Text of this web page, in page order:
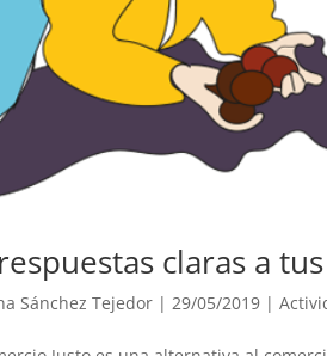
claras a
Sánchez Tejedor |29/05/2019 |